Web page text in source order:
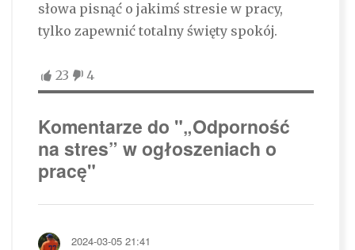
słowa pisnąć o jakimś stresie w pracy,
tylko zapewnić totalny święty spokój.
23 4
Komentarze do "„Odporność
na stres” w ogłoszeniach o
pracę"
2024-03-05 21:41